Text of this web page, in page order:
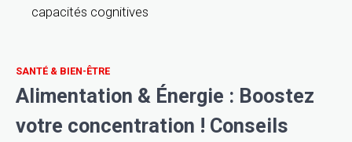
SANTÉ & BIEN-ÊTRE
Alimentation & Énergie : Boostez
votre concentration ! Conseils
capacités cognitives